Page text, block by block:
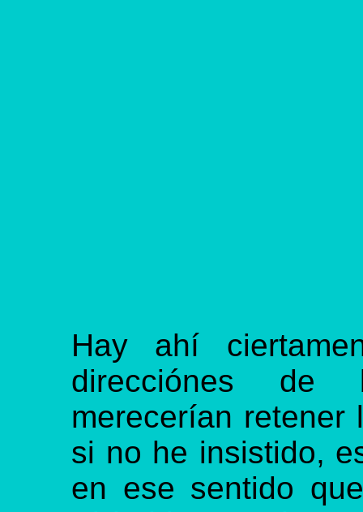
Hay ahí
direcciónes de
merecerían retener
si no he insistido,
en ese sentido